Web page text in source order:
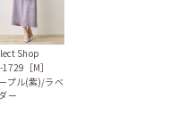
Shop
［M］
プル(紫)/ラベ
ー